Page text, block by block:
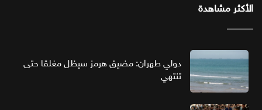
الأكثر مشاهدة
دولي طهران: مضيق هرمز سيظل مغلقا حتى
تنتهي